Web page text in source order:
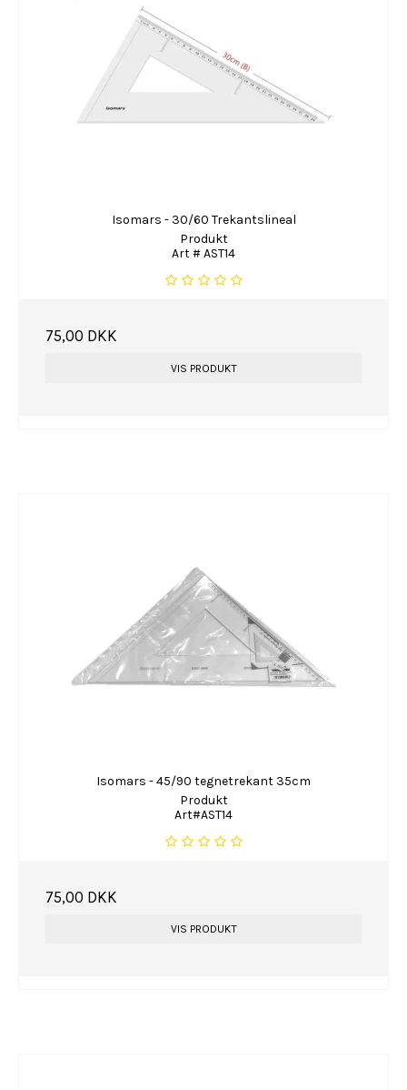
Isomars - 30/60 Trekantslineal
Produkt
Art # AST14
75,00 DKK
VIS PRODUKT
Isomars - 45/90 tegnetrekant 35cm
Produkt
Art#AST14
75,00 DKK
VIS PRODUKT